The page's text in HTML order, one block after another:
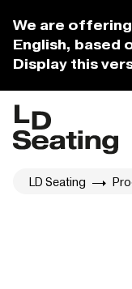
We are
English, based
Display this
LD Seating